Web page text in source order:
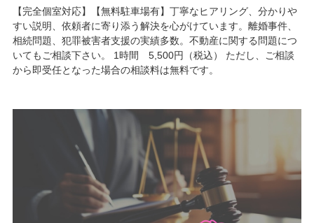
【完全個室対応】【無料駐車場有】丁寧なヒアリング、分かりや
すい説明、依頼者に寄り添う解決を心がけています。離婚事件、
相続問題、犯罪被害者支援の実績多数。不動産に関する問題につ
いてもご相談下さい。 1時間 5,500円（税込） ただし、ご相談
から即受任となった場合の相談料は無料です。